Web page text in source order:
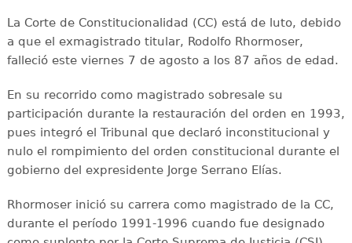
La Corte de Constitucionalidad (CC) está de luto, debido
a que el exmagistrado titular, Rodolfo Rhormoser,
falleció este viernes 7 de agosto a los 87 años de edad.
En su recorrido como magistrado sobresale su
participación durante la restauración del orden en 1993,
pues integró el Tribunal que declaró inconstitucional y
nulo el rompimiento del orden constitucional durante el
gobierno del expresidente Jorge Serrano Elías.
Rhormoser inició su carrera como magistrado de la CC,
durante el período 1991-1996 cuando fue designado